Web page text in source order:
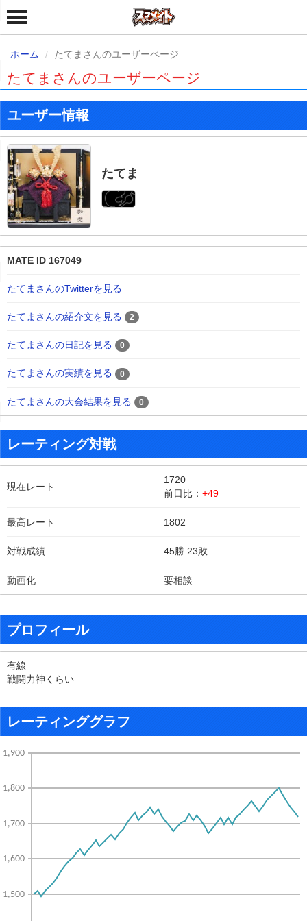
ホーム たてまさんのユーザーページ
たてまさんのユーザーページ
ユーザー情報
たてま
MATE ID 167049
たてまさんのTwitterを見る
たてまさんの紹介文を見る 2
たてまさんの日記を見る 0
たてまさんの実績を見る 0
たてまさんの大会結果を見る 0
レーティング対戦
現在レート
1720
前日比： +49
最高レート 1802
対戦成績 45勝 23敗
動画化 要相談
プロフィール
有線
戦闘力神くらい
レーティンググラフ